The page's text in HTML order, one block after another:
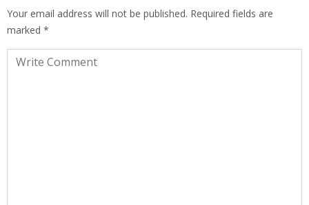
Your email address will not be published. Required fields are
marked *